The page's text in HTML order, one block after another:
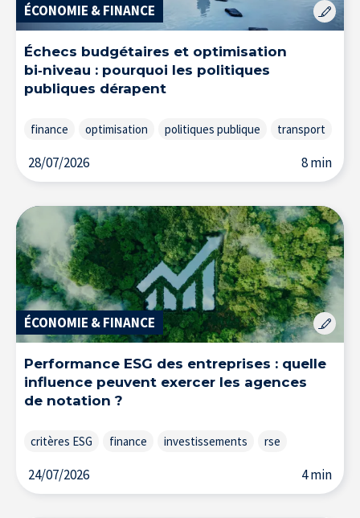
ÉCONOMIE & FINANCE
Échecs budgétaires et optimisation
bi‑niveau : pourquoi les politiques
publiques dérapent
finance optimisation politiques publique transport
28/07/2026 8 min
ÉCONOMIE & FINANCE
Performance ESG des entreprises : quelle
influence peuvent exercer les agences
de notation ?
critères ESG finance investissements rse
24/07/2026 4 min